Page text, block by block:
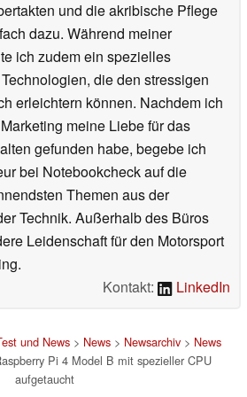
und die akribische Pflege
dazu. Während meiner
ich zudem ein spezielles
die den stressigen
erleichtern können. Nachdem ich
meine Liebe für das
gefunden habe, begebe ich
bei Notebookcheck auf die
Themen aus der
Technik. Außerhalb des Büros
Leidenschaft für den Motorsport
Kontakt:
LinkedIn
und News> News> Newsarchiv> News
Pi 4 Model B mit spezieller CPU
aufgetaucht